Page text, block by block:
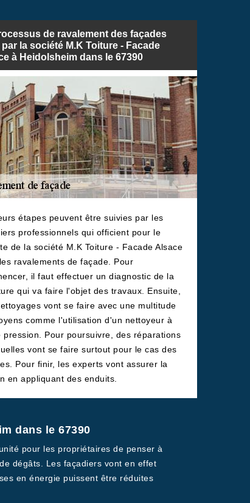
de ravalement des façades
la société M.K Toiture - Facade
à Heidolsheim dans le 67390
étapes peuvent être suivies par les
professionnels qui officient pour le
de la société M.K Toiture - Facade Alsace
ravalements de façade. Pour
il faut effectuer un diagnostic de la
qui va faire l'objet des travaux. Ensuite,
vont se faire avec une multitude
comme l'utilisation d'un nettoyeur à
pression. Pour poursuivre, des réparations
vont se faire surtout pour le cas des
Pour finir, les experts vont assurer la
en appliquant des enduits.
dans le 67390
pour les propriétaires de penser à
dégâts. Les façadiers vont en effet
en énergie puissent être réduites